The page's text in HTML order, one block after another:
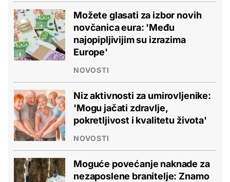
Možete glasati za izbor novih
novčanica eura: 'Među
najopipljivijim su izrazima
Europe'
NOVOSTI
Niz aktivnosti za umirovljenike:
'Mogu jačati zdravlje,
pokretljivost i kvalitetu života'
NOVOSTI
Moguće povećanje naknade za
nezaposlene branitelje: Znamo